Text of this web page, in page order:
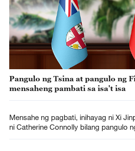
Pangulo ng Tsina at pangulo ng
mensaheng pambati sa isa't isa
Mensahe ng pagbati, inihayag ni Xi
ni Catherine Connolly bilang pangulo